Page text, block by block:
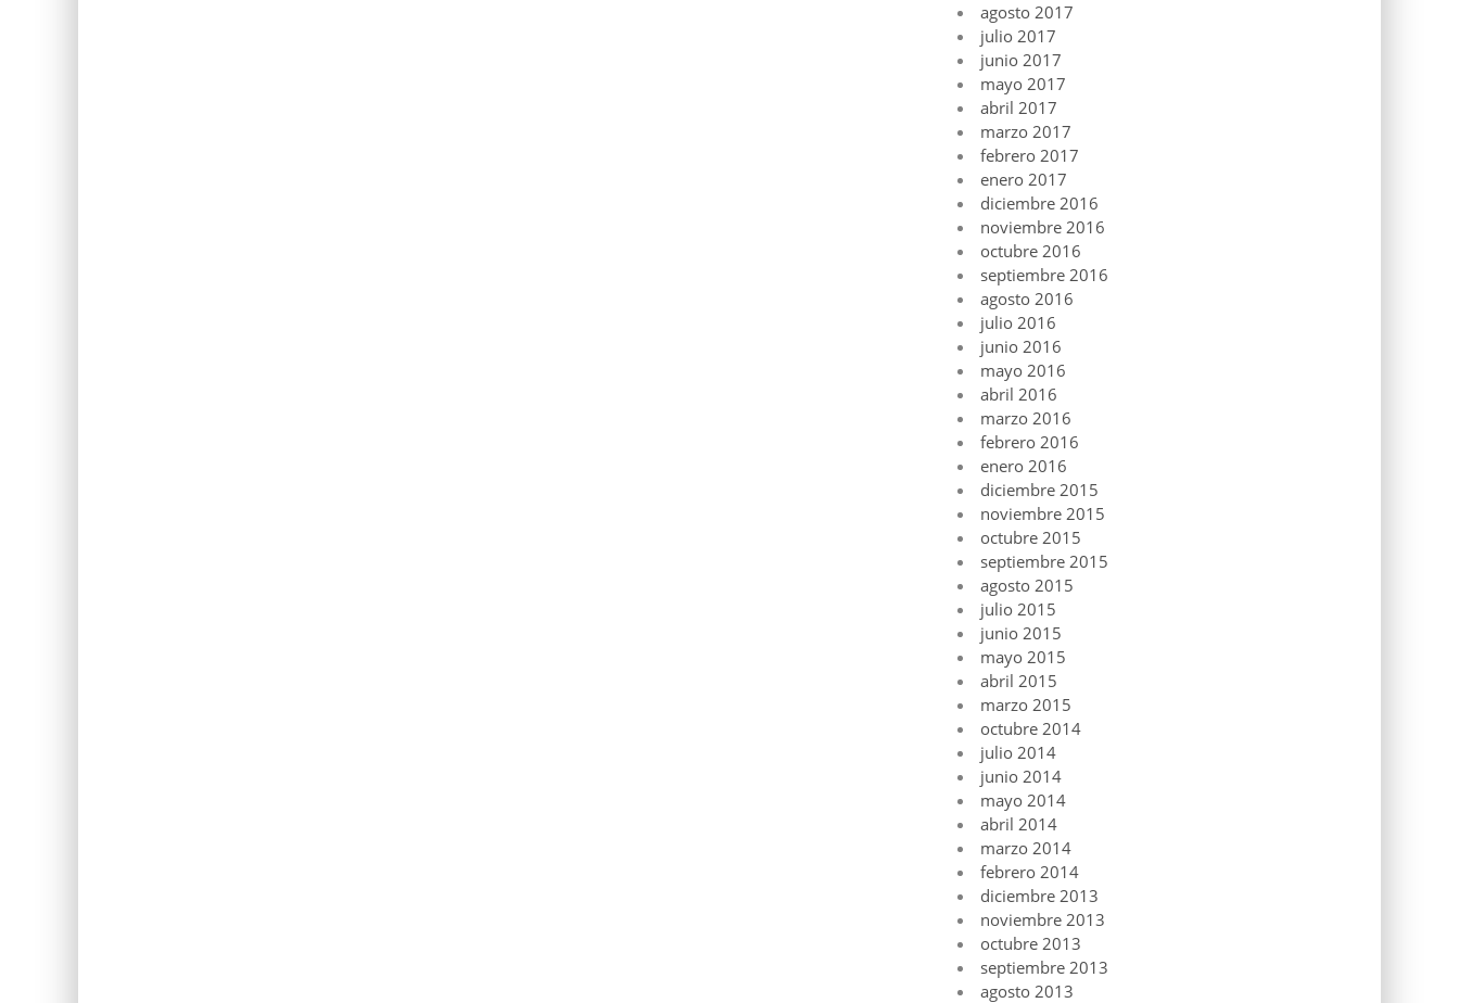
agosto 2017
julio 2017
junio 2017
mayo 2017
abril 2017
marzo 2017
febrero 2017
enero 2017
diciembre 2016
noviembre 2016
octubre 2016
septiembre 2016
agosto 2016
julio 2016
junio 2016
mayo 2016
abril 2016
marzo 2016
febrero 2016
enero 2016
diciembre 2015
noviembre 2015
octubre 2015
septiembre 2015
agosto 2015
julio 2015
junio 2015
mayo 2015
abril 2015
marzo 2015
octubre 2014
julio 2014
junio 2014
mayo 2014
abril 2014
marzo 2014
febrero 2014
diciembre 2013
noviembre 2013
octubre 2013
septiembre 2013
agosto 2013